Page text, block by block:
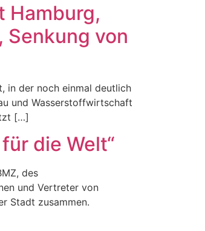
Hamburg,
von
in der noch einmal deutlich
und Wasserstoffwirtschaft
[…]
die Welt“
des
und Vertreter von
Stadt zusammen.